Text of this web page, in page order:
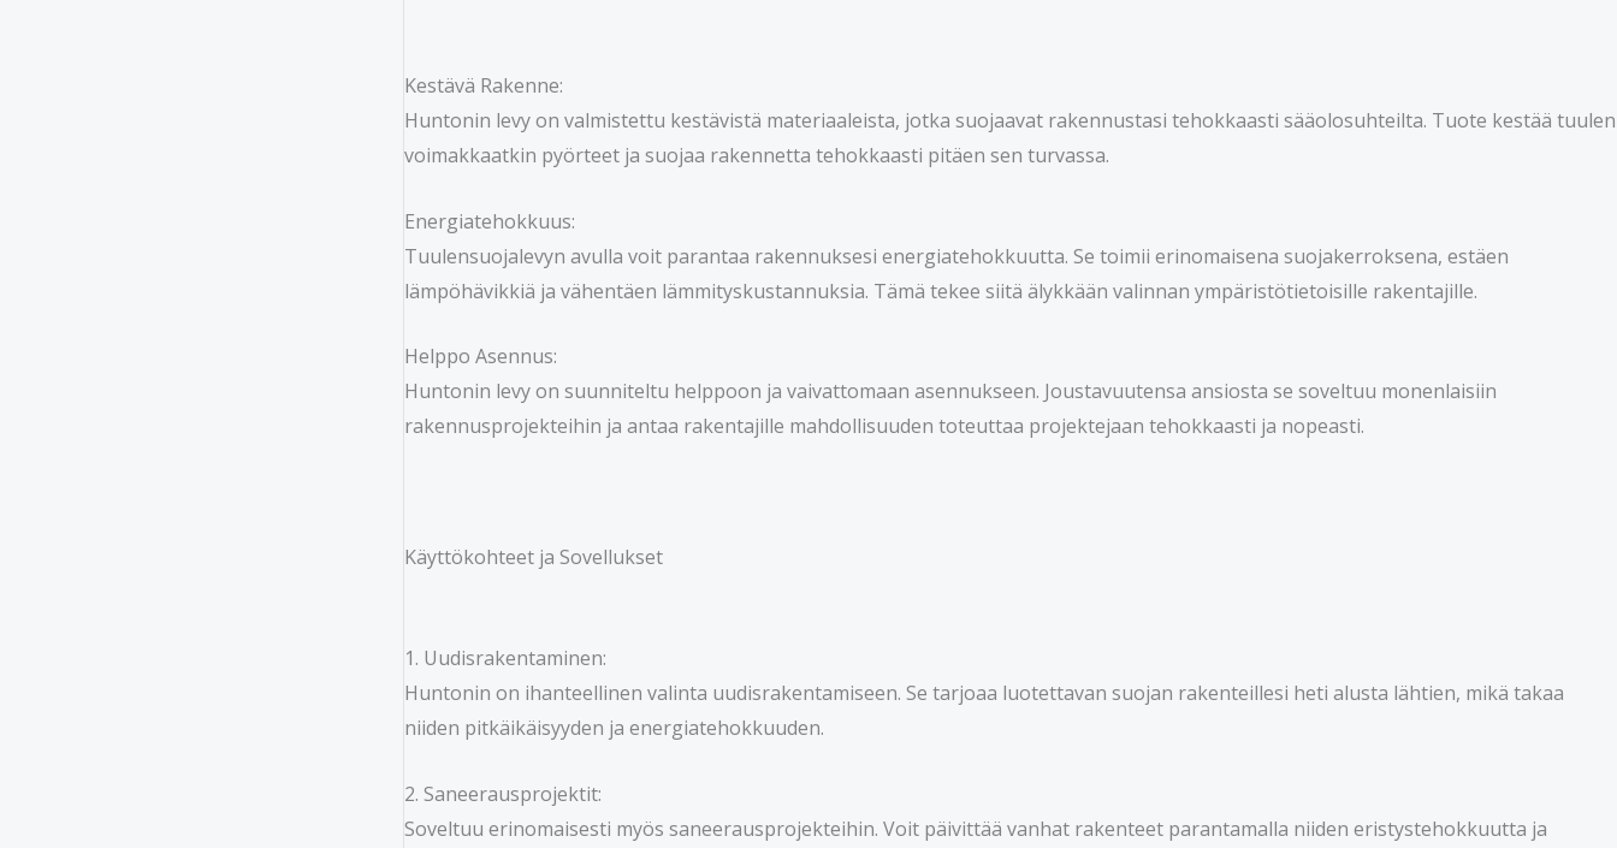
Kestävä Rakenne:
Huntonin levy on valmistettu kestävistä materiaaleista, jotka suojaavat rakennustasi tehokkaasti sääolosuhteilta. Tuote kestää tuulen
voimakkaatkin pyörteet ja suojaa rakennetta tehokkaasti pitäen sen turvassa.
Energiatehokkuus:
Tuulensuojalevyn avulla voit parantaa rakennuksesi energiatehokkuutta. Se toimii erinomaisena suojakerroksena, estäen
lämpöhävikkiä ja vähentäen lämmityskustannuksia. Tämä tekee siitä älykkään valinnan ympäristötietoisille rakentajille.
Helppo Asennus:
Huntonin levy on suunniteltu helppoon ja vaivattomaan asennukseen. Joustavuutensa ansiosta se soveltuu monenlaisiin
rakennusprojekteihin ja antaa rakentajille mahdollisuuden toteuttaa projektejaan tehokkaasti ja nopeasti.
Käyttökohteet ja Sovellukset
1. Uudisrakentaminen:
Huntonin on ihanteellinen valinta uudisrakentamiseen. Se tarjoaa luotettavan suojan rakenteillesi heti alusta lähtien, mikä takaa
niiden pitkäikäisyyden ja energiatehokkuuden.
2. Saneerausprojektit:
Soveltuu erinomaisesti myös saneerausprojekteihin. Voit päivittää vanhat rakenteet parantamalla niiden eristystehokkuutta ja